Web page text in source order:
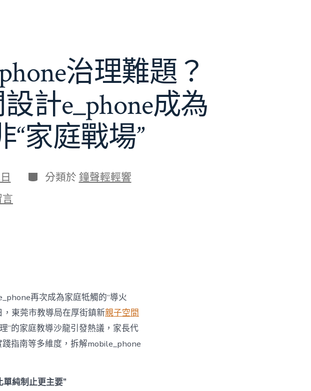
治理難題？
計e_phone成為
“家庭戰場”
分
類
分類於 鐘聲輕輕響
再次成為家庭牴觸的“導火
，東莞市教導局在厚街鎮新親子空間
”的家庭教導沙龍引發熱議，家長代
指南等多維度，拆解mobile_phone
純制止更主要”